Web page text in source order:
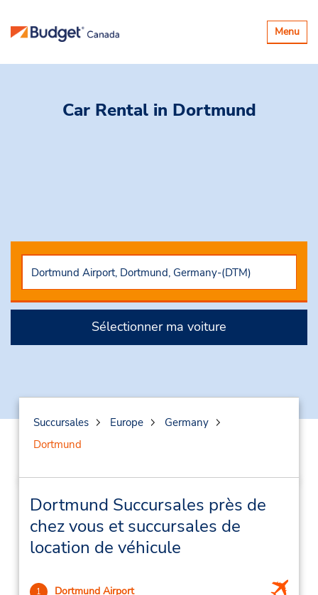
Basculer
la
Menu
Car Rental in Dortmund
Sélectionner ma voiture
Succursales Europe
Germany
Dortmund
Dortmund Succursales près de
chez vous et succursales de
location de véhicule
1 Dortmund Airport